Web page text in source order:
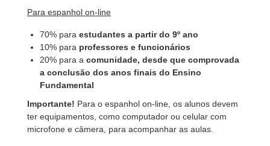
Para espanhol on-line
70% paraestudantes a partir do 9º ano
10% para professores e funcionários
20% para acomunidade, desde que comprovada
a conclusão dos anos finais do Ensino
Fundamental
Importante! Para o espanhol on-line, os alunos devem
ter equipamentos, como computador ou celular com
microfone e câmera, para acompanhar as aulas.